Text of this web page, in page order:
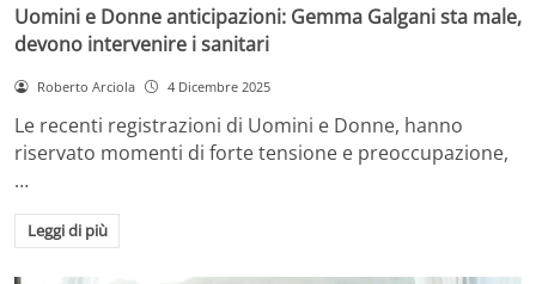
Uomini e Donne anticipazioni: Gemma Galgani sta male,
devono intervenire i sanitari
Roberto Arciola 4 Dicembre 2025
Le recenti registrazioni di Uomini e Donne, hanno
riservato momenti di forte tensione e preoccupazione,
…
Leggi di più